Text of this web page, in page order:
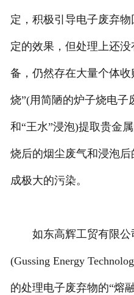
定，积极引导电子废弃
定的效果，但处理上还
备，仍然存在大量个体
烧”(用简陋的炉子烧电子
和“王水”浸泡)提取贵金
烧后的烟尘废气和浸泡
成极大的污染。
如东高辉工贸有限公
(Gussing Energy
的处理电子废弃物的“熔